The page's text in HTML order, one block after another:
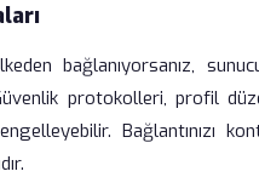
bağlanıyorsanız,
protokolleri, profil
Bağlantınızı